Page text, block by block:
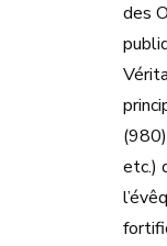
des
etc.)